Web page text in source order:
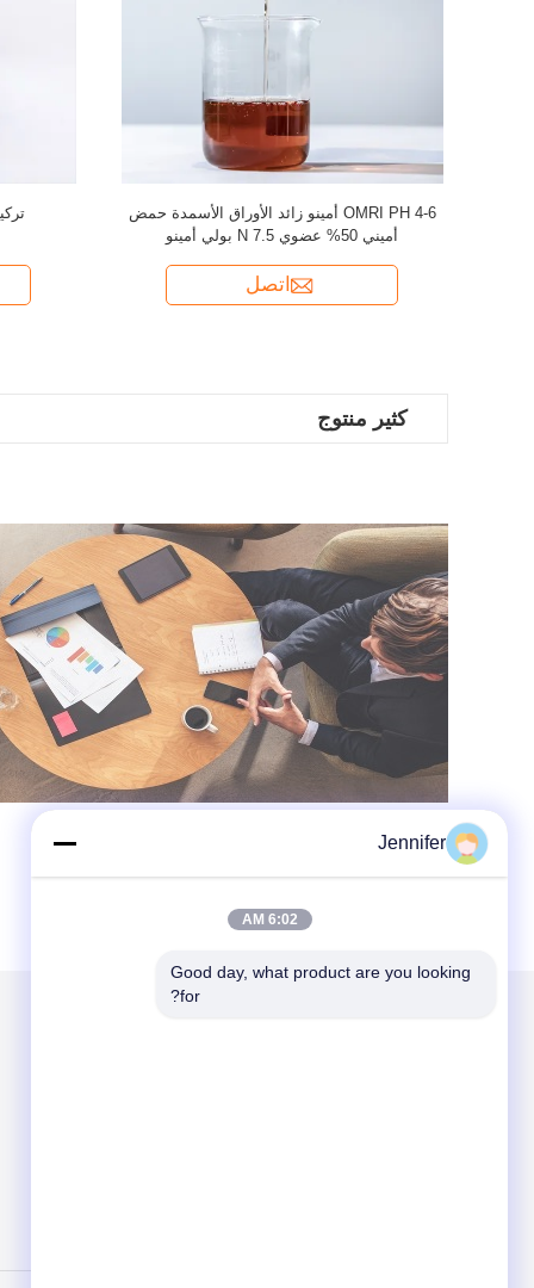
OMRI PH 4-6 أمينو زائد الأوراق الأسمدة حمض
أميني 50% عضوي N 7.5 بولي أمينو
اتصل
كثير منتوج
Jennifer
6:02 AM
Good day, what product are you looking
for?